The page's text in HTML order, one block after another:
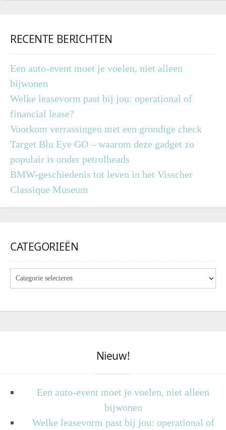
RECENTE BERICHTEN
Een auto-event moet je voelen, niet alleen
bijwonen
Welke leasevorm past bij jou: operational of
financial lease?
Voorkom verrassingen met een grondige check
Target Blu Eye GO – waarom deze gadget zo
populair is onder petrolheads
BMW-geschiedenis tot leven in het Visscher
Classique Museum
CATEGORIEËN
Nieuw!
Een auto-event moet je voelen, niet alleen
bijwonen
Welke leasevorm past bij jou: operational of